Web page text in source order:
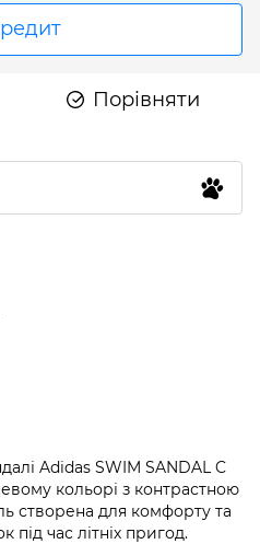
Порівняти
Adidas SWIM SANDAL C
кольорі з контрастною
створена для комфорту та
під час літніх пригод.